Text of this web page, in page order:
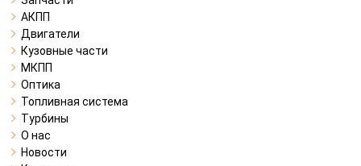
АКПП
Двигатели
Кузовные части
МКПП
Оптика
Топливная система
Турбины
О нас
Новости